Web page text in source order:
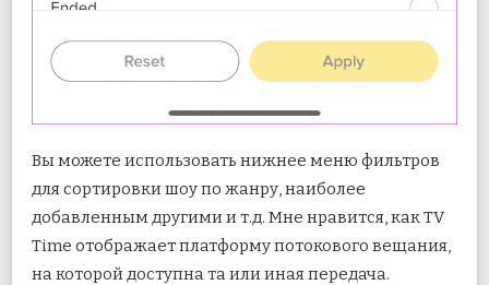
Вы можете использовать нижнее меню фильтров
для сортировки шоу по жанру, наиболее
добавленным другими и т.д. Мне нравится, как TV
Time отображает платформу потокового вещания,
на которой доступна та или иная передача.